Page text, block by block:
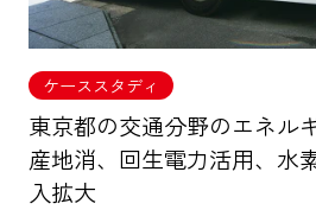
ケーススタディ
東京都の交通分野のエネル
産地消、回生電力活用、水
入拡大